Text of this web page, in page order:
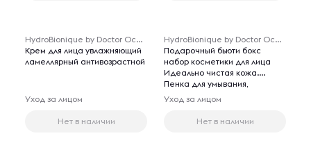
HydroBionique by Doctor Ocean
Крем для лица увлажняющий
ламеллярный антивозрастной
Уход за лицом
Нет в наличии
HydroBionique by Doctor Ocean
Подарочный бьюти бокс
набор косметики для лица
Идеально чистая кожа.
Пенка для умывания,
мицеллярная вода, гоммаж
для лица, Гидробионик
Уход за лицом
Нет в наличии